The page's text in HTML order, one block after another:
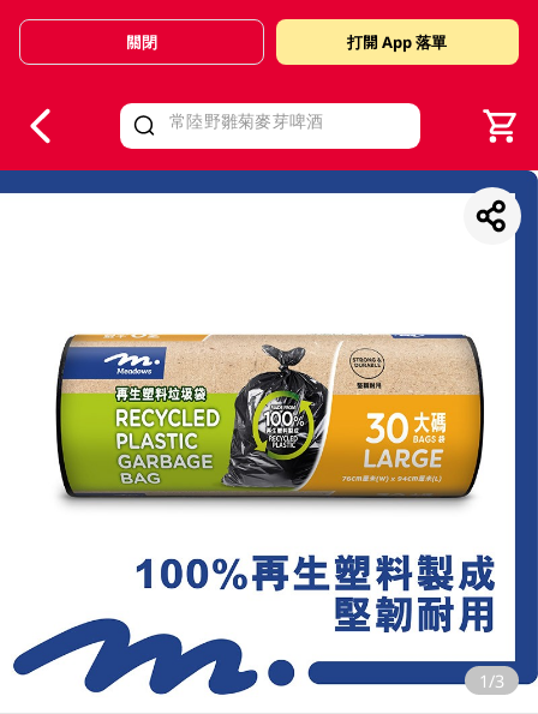
Valid Until 30 June 2026
關閉 打開 App 落單
1/3